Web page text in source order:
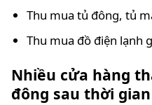
Thu mua tủ đông, tủ
Thu mua đồ điện lạnh
Nhiều cửa hàng
đông sau thời